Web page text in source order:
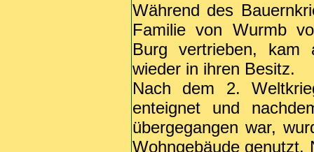
Während des
Familie von Wurmb
Burg vertrieben, kam
wieder in ihren Besitz.
Nach dem 2.
enteignet und
übergegangen war,
Wohngebäude genutzt.